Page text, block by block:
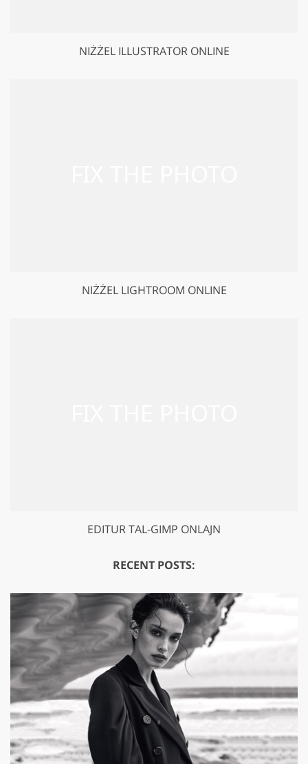
NIŻŻEL ILLUSTRATOR ONLINE
NIŻŻEL LIGHTROOM ONLINE
EDITUR TAL-GIMP ONLAJN
RECENT POSTS: